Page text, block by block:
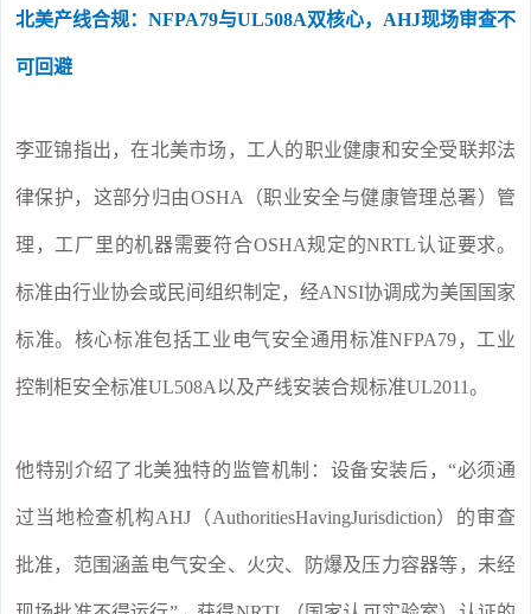
北美产线合规：NFPA79与UL508A双核心，AHJ现场审查不
可回避
李亚锦指出，在北美市场，工人的职业健康和安全受联邦法
律保护，这部分归由OSHA（职业安全与健康管理总署）管
理，工厂里的机器需要符合OSHA规定的NRTL认证要求。
标准由行业协会或民间组织制定，经ANSI协调成为美国国家
标准。核心标准包括工业电气安全通用标准NFPA79，工业
控制柜安全标准UL508A以及产线安装合规标准UL2011。
他特别介绍了北美独特的监管机制：设备安装后，“必须通
过当地检查机构AHJ（AuthoritiesHavingJurisdiction）的审查
批准，范围涵盖电气安全、火灾、防爆及压力容器等，未经